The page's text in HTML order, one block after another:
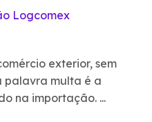
Logcomex
exterior, sem
palavra multa é a
na importação. ...